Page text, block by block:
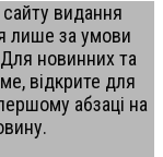
сайту видання
лише за умови
новинних та
відкрите для
абзаці на